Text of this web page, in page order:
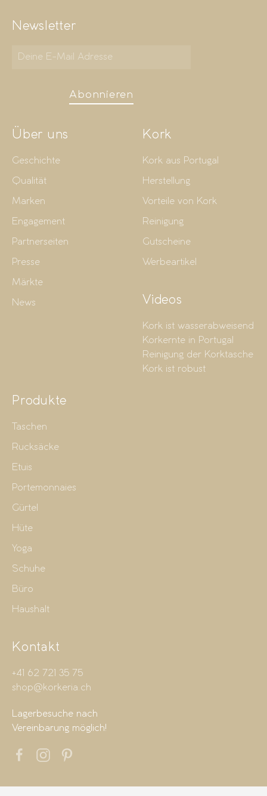
Newsletter
Abonnieren
Über uns
Geschichte
Qualität
Marken
Engagement
Partnerseiten
Presse
Märkte
News
Kork
Kork aus Portugal
Herstellung
Vorteile von Kork
Reinigung
Gutscheine
Werbeartikel
Videos
Kork ist wasserabweisend
Korkernte in Portugal
Reinigung der Korktasche
Kork ist robust
Produkte
Taschen
Rucksäcke
Etuis
Portemonnaies
Gürtel
Hüte
Yoga
Schuhe
Büro
Haushalt
Kontakt
+41 62 721 35 75
shop@korkeria.ch
Lagerbesuche nach
Vereinbarung möglich!